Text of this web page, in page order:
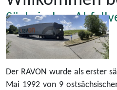
Sächsischer
Der RAVON wurde als erster
Mai 1992 von 9